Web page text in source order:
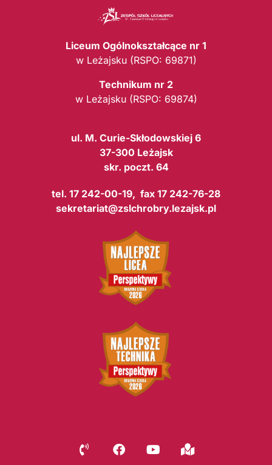
Liceum Ogólnokształcące nr 1
w Leżajsku (RSPO: 69871)
Technikum nr 2
w Leżajsku (RSPO: 69874)
ul. M. Curie-Skłodowskiej 6
37-300 Leżajsk
skr. poczt. 64
tel. 17 242-00-19, fax 17 242-76-28
sekretariat@zslchrobry.lezajsk.pl